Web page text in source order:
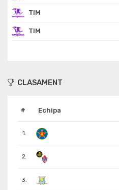
TIM
TIM
CLASAMENT
# Echipa
1.
2.
3.